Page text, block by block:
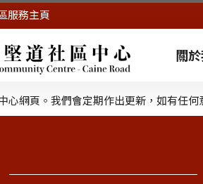
服務主頁
關
心網頁。我們會定期作出更新，如有任